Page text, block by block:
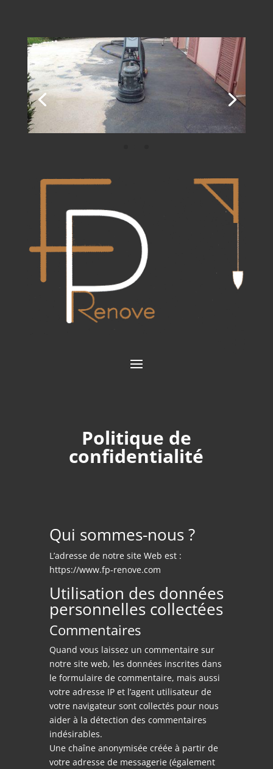
Politique de
confidentialité
Qui sommes-nous ?
L’adresse de notre site Web est :
https://www.fp-renove.com
Utilisation des données
personnelles collectées
Commentaires
Quand vous laissez un commentaire sur
notre site web, les données inscrites dans
le formulaire de commentaire, mais aussi
votre adresse IP et l’agent utilisateur de
votre navigateur sont collectés pour nous
aider à la détection des commentaires
indésirables.
Une chaîne anonymisée créée à partir de
votre adresse de messagerie (également